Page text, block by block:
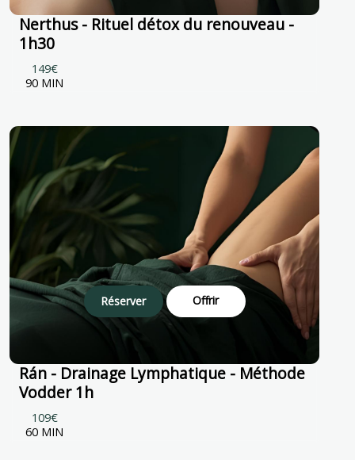
Nerthus - Rituel détox du renouveau -
1h30
149€
90 MIN
Réserver Offrir
Rán - Drainage Lymphatique - Méthode
Vodder 1h
109€
60 MIN